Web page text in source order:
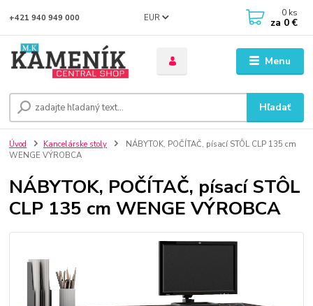
Menu
EUR
Hľadať
+421 940 949 000 0 ks
za 0 €
Úvod Kancelárske stoly
NÁBYTOK, POČÍTAČ, písací STÔL CLP 135 cm
WENGE VÝROBCA
NÁBYTOK, POČÍTAČ, písací STÔL
CLP 135 cm WENGE VÝROBCA